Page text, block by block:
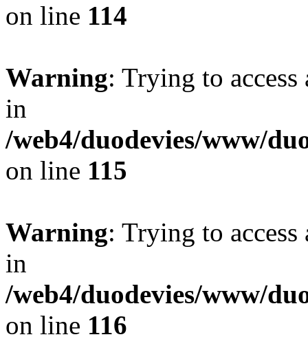
on line 114
Warning: Trying to
in
/web4/duodevies/www/
on line 115
Warning: Trying to
in
/web4/duodevies/www/
on line 116